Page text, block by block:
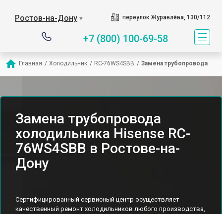
Ростов-на-Дону ▼ переулок Журавлёва, 130/112
+7 (800) 100-69-58
Главная / Холодильник / RC-76WS4SBB / Замена трубопровода
Замена трубопровода
холодильника Hisense RC-
76WS4SBB в Ростове-на-
Дону
Сертифицированный сервисный центр осуществляет
качественный ремонт холодильников любого производства,